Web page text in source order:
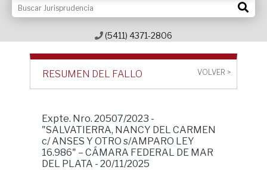
Contacto
(5411) 4371-2806
RESUMEN DEL FALLO VOLVER >
Expte. Nro. 20507/2023 -
"SALVATIERRA, NANCY DEL CARMEN
c/ ANSES Y OTRO s/AMPARO LEY
16.986" – CÁMARA FEDERAL DE MAR
DEL PLATA - 20/11/2025